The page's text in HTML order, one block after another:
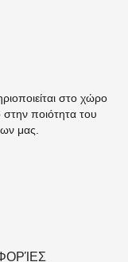
στο χώρο
ποιότητα του
μας.